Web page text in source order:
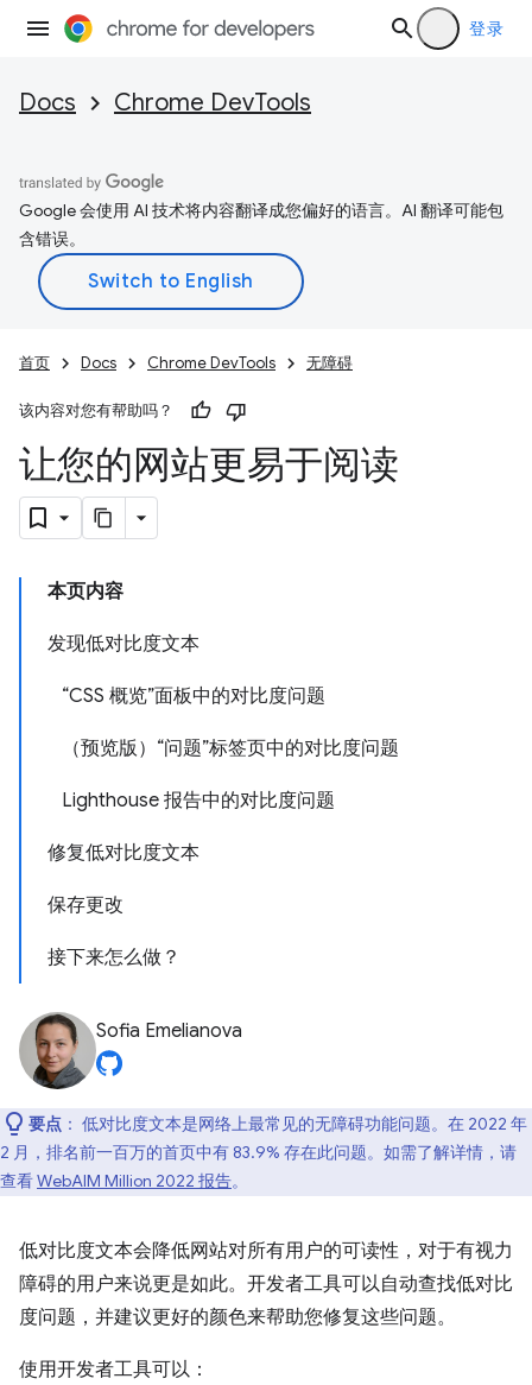
登录
Docs Chrome DevTools
Google 会使用 AI 技术将内容翻译成您偏好的语言。AI 翻译可能包
含错误。
首页 Docs Chrome DevTools 无障碍
该内容对您有帮助吗？
让您的网站更易于阅读
本页内容
发现低对比度文本
“CSS 概览”面板中的对比度问题
（预览版）“问题”标签页中的对比度问题
Lighthouse 报告中的对比度问题
修复低对比度文本
保存更改
接下来怎么做？
Sofia Emelianova
要点 ： 低对比度文本是网络上最常见的无障碍功能问题。在 2022 年
2 月，排名前一百万的首页中有 83.9% 存在此问题。如需了解详情，请
查看WebAIM Million 2022 报告。
低对比度文本会降低网站对所有用户的可读性，对于有视力
障碍的用户来说更是如此。开发者工具可以自动查找低对比
度问题，并建议更好的颜色来帮助您修复这些问题。
使用开发者工具可以：